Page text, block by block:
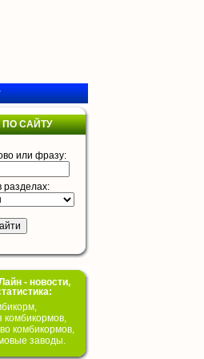
САЙТУ
или фразу:
разделах:
- новости,
комбикормов,
комбикормов,
заводы.